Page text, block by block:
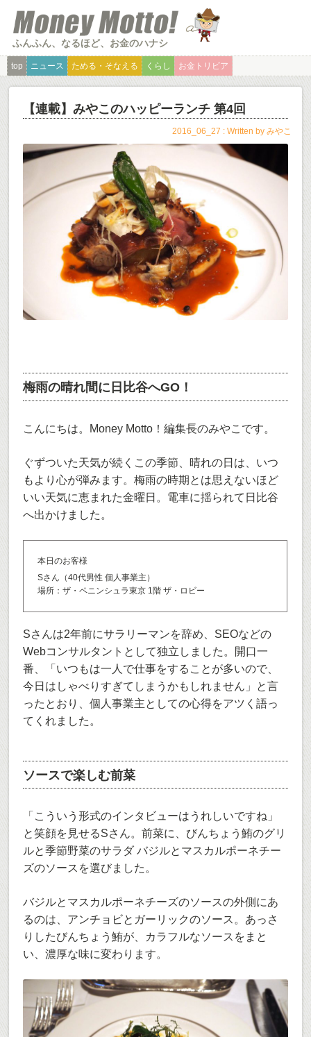
ふんふん、なるほど、お金のハナシ
top ニュース ためる・そなえる くらし お金トリビア
【連載】みやこのハッピーランチ 第4回
2016_06_27 : Written by みやこ
梅雨の晴れ間に日比谷へGO！
こんにちは。Money Motto！編集長のみやこです。
ぐずついた天気が続くこの季節、晴れの日は、いつ
もより心が弾みます。梅雨の時期とは思えないほど
いい天気に恵まれた金曜日。電車に揺られて日比谷
へ出かけました。
本日のお客様
Sさん（40代男性 個人事業主）
場所：ザ・ペニンシュラ東京 1階 ザ・ロビー
Sさんは2年前にサラリーマンを辞め、SEOなどの
Webコンサルタントとして独立しました。開口一
番、「いつもは一人で仕事をすることが多いので、
今日はしゃべりすぎてしまうかもしれません」と言
ったとおり、個人事業主としての心得をアツく語っ
てくれました。
ソースで楽しむ前菜
「こういう形式のインタビューはうれしいですね」
と笑顔を見せるSさん。前菜に、びんちょう鮪のグリ
ルと季節野菜のサラダ バジルとマスカルポーネチー
ズのソースを選びました。
バジルとマスカルポーネチーズのソースの外側にあ
るのは、アンチョビとガーリックのソース。あっさ
りしたびんちょう鮪が、カラフルなソースをまと
い、濃厚な味に変わります。